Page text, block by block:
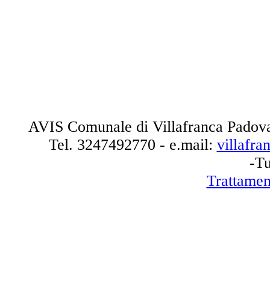
AVIS Comunale di Villafranca
Tel. 3247492770 - e.mail:
-